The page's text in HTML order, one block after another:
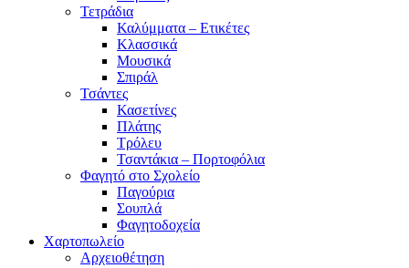
Τετράδια
Καλύμματα – Ετικέτες
Κλασσικά
Μουσικά
Σπιράλ
Τσάντες
Κασετίνες
Πλάτης
Τρόλευ
Τσαντάκια – Πορτοφόλια
Φαγητό στο Σχολείο
Παγούρια
Σουπλά
Φαγητοδοχεία
Χαρτοπωλείο
Αρχειοθέτηση